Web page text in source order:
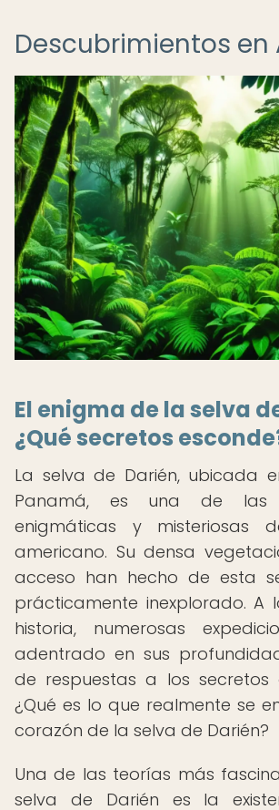
Descubrimientos en
El enigma de la selva
¿Qué secretos
La selva de Darién, ubicada
Panamá, es una de las
enigmáticas y misteriosas
americano. Su densa
acceso han hecho de esta
prácticamente inexplorado. A
historia, numerosas
adentrado en sus
de respuestas a los secretos
¿Qué es lo que realmente se
corazón de la selva de Darién?
Una de las teorías más
selva de Darién es la